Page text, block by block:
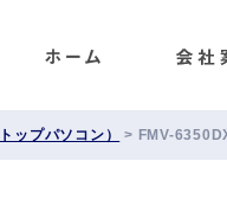
ップパソコン） > FMV-